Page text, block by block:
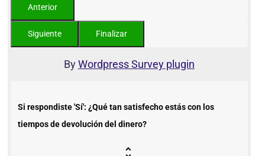
ByWordpress Survey plugin
Si respondiste 'Sí': ¿Qué tan satisfecho estás con los
tiempos de devolución del dinero?